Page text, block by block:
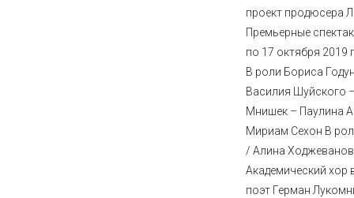
проект продюсера
Премьерные
по 17 октября
В роли Бориса
Василия Шуйского
Мнишек – Паулина
Мириам Сехон В
/ Алина
Академический хор
поэт Герман